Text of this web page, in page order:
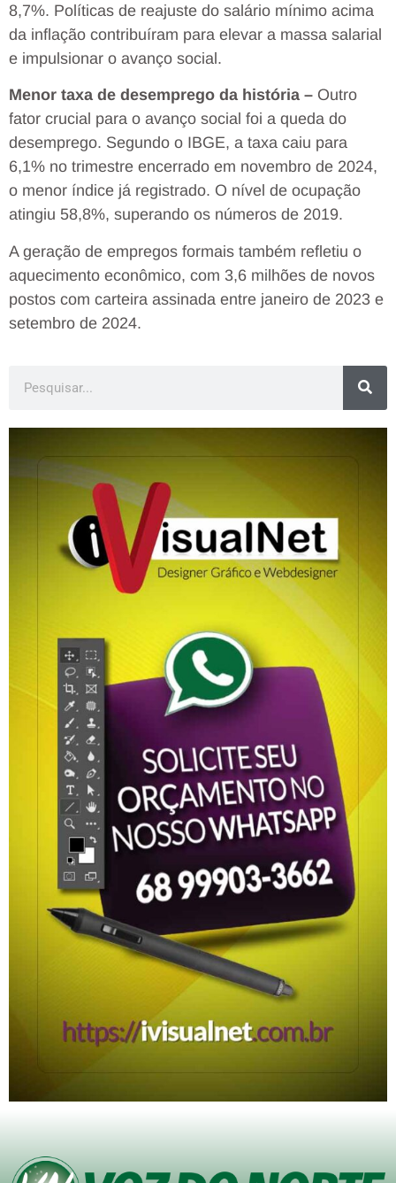
8,7%. Políticas de reajuste do salário mínimo acima
da inflação contribuíram para elevar a massa salarial
e impulsionar o avanço social.
Menor taxa de desemprego da história – Outro
fator crucial para o avanço social foi a queda do
desemprego. Segundo o IBGE, a taxa caiu para
6,1% no trimestre encerrado em novembro de 2024,
o menor índice já registrado. O nível de ocupação
atingiu 58,8%, superando os números de 2019.
A geração de empregos formais também refletiu o
aquecimento econômico, com 3,6 milhões de novos
postos com carteira assinada entre janeiro de 2023 e
setembro de 2024.